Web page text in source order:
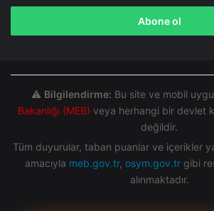
adresinizi
⚠️ Bilgilendirme: Bu site ve mobil
Bakanlığı (MEB) veya herhangi bir devlet
değildir.
Tüm duyurular, taban puanlar ve içerikler
amacıyla meb.gov.tr, osym.gov.trgibi
alınmaktadır.